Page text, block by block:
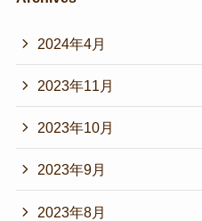
2024年4月
2023年11月
2023年10月
2023年9月
2023年8月